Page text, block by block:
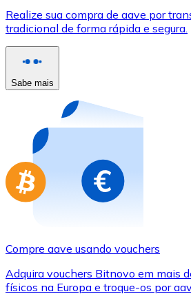
Use cartões Visa e Mastercard
Comprar com cartão
Compre cartões-presente
Ir para a loja de cartões-presente
Realize sua compra de aave por
tradicional de forma rápida e segura.
Sabe mais
Compre aave usando vouchers
Adquira vouchers Bitnovo em mais
físicos na Europa e troque-os por